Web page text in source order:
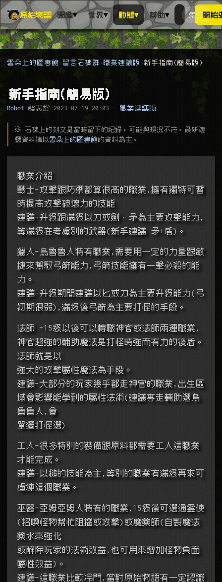
原始物語 圖鑑▾ 世界▾ 動態▾ 幫助▾
搜尋萬物
搜人物、
索引開始
雲朵上的圖書館 留言石碑群 職業建議版 新手指南(簡易版)
新手指南(簡易版)
Robot 發表於 2023-07-19 20:03 · 職業建議版
※ 石碑上的刻文是當時留下的紀錄，可能與現況不符。最新遊
戲資料請以 雲朵上的圖書館的資料為主。
職業介紹
戰士-攻擊跟防禦都算很高的職業,擁有獨特可暫
時提高攻擊破壞力的技能
建議-升級跟滿級以刀或劍、矛為主要攻擊能力,
等滿級在考慮別的武器(新手建議 矛+盾)。
獵人-烏魯魯人特有職業,需要用一定的力量跟敏
捷來駕馭弓箭能力,弓箭技能擁有一擊必殺的能
力。
建議-升級期間建議以匕或刀為主要升級能力(弓
初期很弱),滿級後弓箭為主要打怪的手段。
法師 -15級以後可以轉職神官或法師兩種職業,
神官超強的輔助魔法是打怪時強而有力的後盾。
法師就是以
強大的攻擊屬性魔法為手段。
建議-大部分的玩家幾乎都走神官的職業,出生區
域會影響能學到的屬性法術(建議專走輔助選烏
魯魯人,會
單獨打怪選)
工人-很多特別的裝備跟原料都需要工人這職業
才能完成。
建議-以槌的技能為主,等別的職業有滿級再來可
慮練這個職業。
巫醫-亞姆亞姆人特有的職業,15級後可選通靈使
(招喚怪物幫忙阻擋或攻擊)或魔藥師(自製魔法
藥水來強化
或解除玩家的法術效益,也可用來增加怪物負面
屬性效益)。
建議-這職業比較冷門,當對原始物語有一定認識